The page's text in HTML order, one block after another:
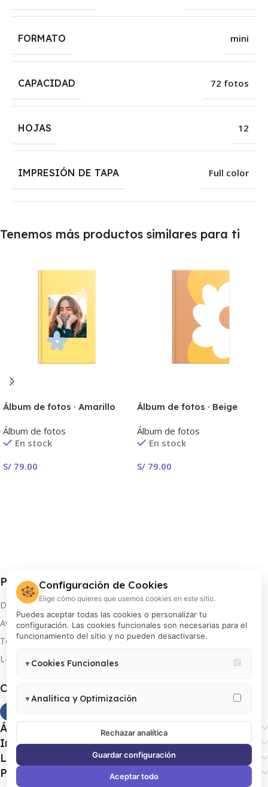
FORMATO mini
CAPACIDAD 72 fotos
HOJAS 12
IMPRESIÓN DE TAPA Full color
Tenemos más productos similares para ti
Álbum de fotos · Amarillo
Álbum de fotos
En stock
S/ 79.00
Álbum de fotos · Beige
Álbum de fotos
En stock
S/ 79.00
Procolor S.A.
Distribuidor oficial de FUJIFILM en Perú
Av. Arequipa 810, Lima
Teléfono: 01 433 8000
L-V 8:00 am a 5:00 pm
Canales oficiales
Área de clientes
Información útil
Legales
Productos
🍪 Configuración de Cookies
Elige cómo quieres que usemos cookies en este sitio.
Puedes aceptar todas las cookies o personalizar tu
configuración. Las cookies funcionales son necesarias para el
funcionamiento del sitio y no pueden desactivarse.
▼ Cookies Funcionales
sesión, preferencias de usuario). Estas cookies no pueden
▼Analítica y Optimización
mejorar la experiencia. Incluye Google Analytics 4, Google Tag
Manager y Meta Pixel.
Rechazar analítica
Guardar configuración
Aceptar todo